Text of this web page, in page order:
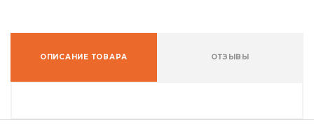
ОПИСАНИЕ ТОВАРА ОТЗЫВЫ